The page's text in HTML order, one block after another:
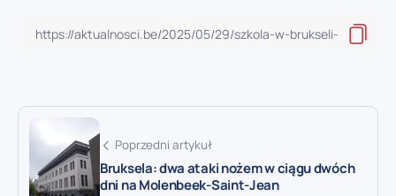
Poprzedni artykuł
Bruksela: dwa ataki nożem w ciągu dwóch
dni na Molenbeek-Saint-Jean